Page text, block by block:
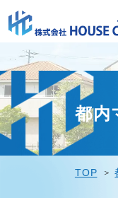
都内
TOP